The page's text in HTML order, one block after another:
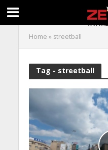
Home » streetball
Tag - streetball